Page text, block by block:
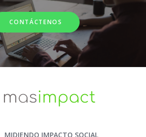
CONTÁCTENOS
MIDIENDO IMPACTO SOCIAL